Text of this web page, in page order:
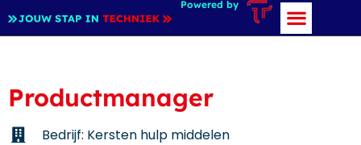
Powered by
Productmanager
Bedrijf: Kersten hulp middelen